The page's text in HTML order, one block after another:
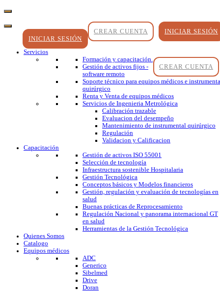
INICIAR SESIÓN
CREAR CUENTA
INICIAR SESIÓN
CREAR CUENTA
Servicios
Formación y capacitación.
Gestión de activos fijos -
software remoto
Soporte técnico para equipos médicos e
quirúrgico
Renta y Venta de equipos médicos
Servicios de Ingenieria Metrológica
Calibración trazable
Evaluacion del desempeño
Mantenimiento de instrumental quirúrgico
Regulación
Validacion y Calificacion
Capacitación
Gestión de activos ISO 55001
Selección de tecnología
Infraestructura sostenible Hospitalaria
Gestión Tecnológica
Conceptos básicos y Modelos financieros
Gestión, regulación y evaluación de tecnologías en
salud
Buenas prácticas de Reprocesamiento
Regulación Nacional y panorama internacional GT
en salud
Herramientas de la Gestión Tecnológica
Quienes Somos
Catalogo
Equipos médicos
ADC
Generico
Sibelmed
Drive
Doran